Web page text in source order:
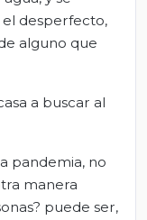
desperfecto,
alguno que
a buscar al
pandemia, no
manera
puede ser,